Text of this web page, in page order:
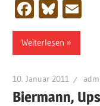
Facebook
Weiterlesen
10. Januar 2011
Biermann,